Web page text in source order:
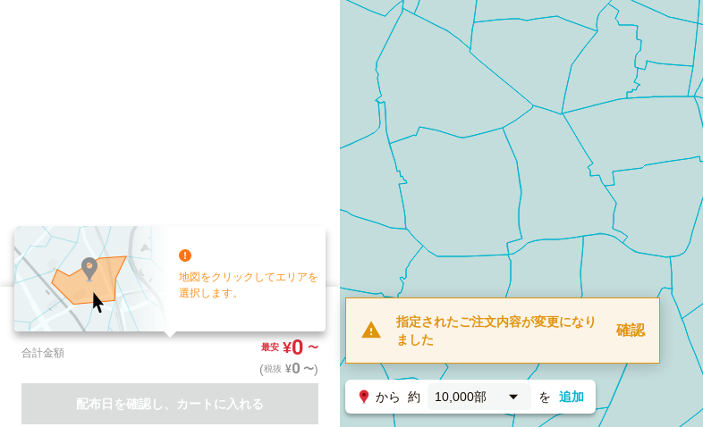
地図をクリックしてエリアを
選択します。
配布部数
お手元送付
合計金額 最安 ¥0 〜
(税抜 ¥0 〜)
配布日を確認し、カートに入れる
指定されたご注文内容が変更になり
ました
確認
から 約 10,000部 を 追加